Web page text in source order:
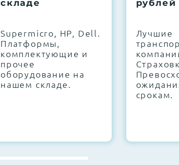
складе
Supermicro, HP, Dell.
Платформы,
комплектующие и
прочее
оборудование на
нашем складе.
рублей
Лучшие
срокам.